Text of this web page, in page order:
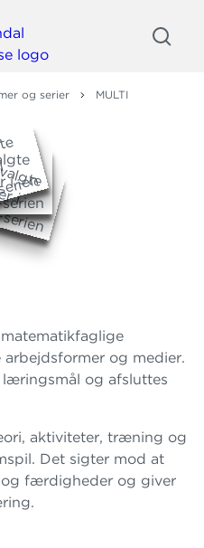
og serier MULTI
og medier.
og afsluttes
aktiviteter, træning og
Det sigter mod at
og færdigheder og giver